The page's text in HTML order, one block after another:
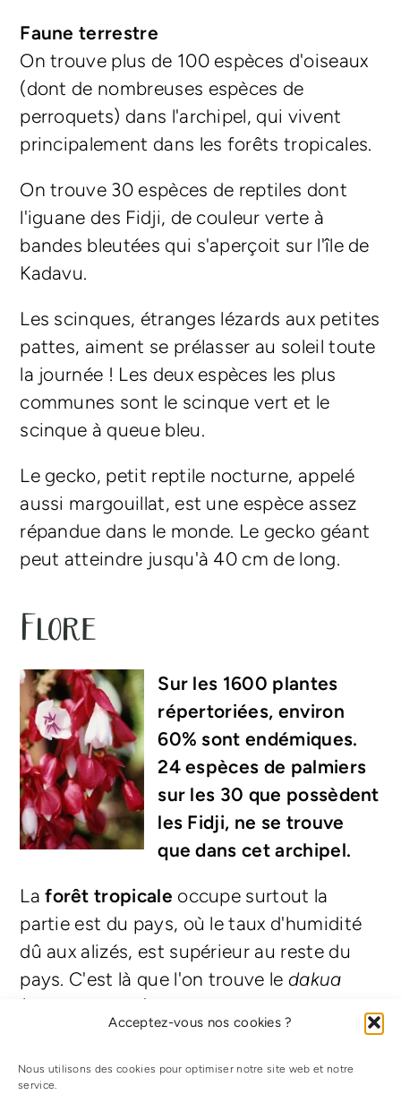
Acceptez-vous nos cookies ?
Nous utilisons des cookies pour optimiser notre site web et notre
service.
Faune terrestre
On trouve plus de 100 espèces d'oiseaux
(dont de nombreuses espèces de
perroquets) dans l'archipel, qui vivent
principalement dans les forêts tropicales.
On trouve 30 espèces de reptiles dont
l'iguane des Fidji, de couleur verte à
bandes bleutées qui s'aperçoit sur l'île de
Kadavu.
Les scinques, étranges lézards aux petites
pattes, aiment se prélasser au soleil toute
la journée ! Les deux espèces les plus
communes sont le scinque vert et le
scinque à queue bleu.
Le gecko, petit reptile nocturne, appelé
aussi margouillat, est une espèce assez
répandue dans le monde. Le gecko géant
peut atteindre jusqu'à 40 cm de long.
Flore
Sur les 1600 plantes
répertoriées, environ
60% sont endémiques.
24 espèces de palmiers
sur les 30 que possèdent
les Fidji, ne se trouve
que dans cet archipel.
Laforêt tropicale occupe surtout la
partie est du pays, où le taux d'humidité
dû aux alizés, est supérieur au reste du
pays. C'est là que l'on trouve le dakua
(kauri des Fidji) un arbre du Pacifique qui
peut atteindre des proportions
gigantesques.
Letagimaucia